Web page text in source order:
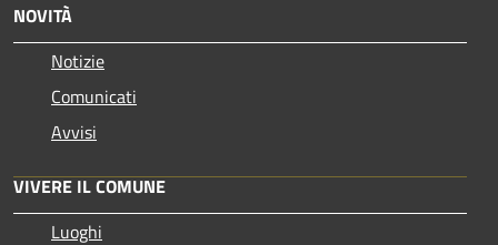
NOVITÀ
Notizie
Comunicati
Avvisi
VIVERE IL COMUNE
Luoghi